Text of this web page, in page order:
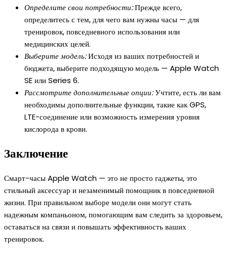
Определите свои потребности:Прежде всего,
определитесь с тем, для чего вам нужны часы — для
тренировок, повседневного использования или
медицинских целей.
Выберите модель:Исходя из ваших потребностей и
бюджета, выберите подходящую модель — Apple Watch
SE или Series 6.
Рассмотрите дополнительные опции:Учтите, есть ли вам
необходимы дополнительные функции, такие как GPS,
LTE-соединение или возможность измерения уровня
кислорода в крови.
Заключение
Смарт-часы Apple Watch — это не просто гаджеты, это
стильный аксессуар и незаменимый помощник в повседневной
жизни. При правильном выборе модели они могут стать
надежным компаньоном, помогающим вам следить за здоровьем,
оставаться на связи и повышать эффективность ваших
тренировок.